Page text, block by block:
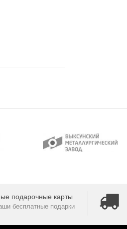
подарочные карты
бесплатные подарки